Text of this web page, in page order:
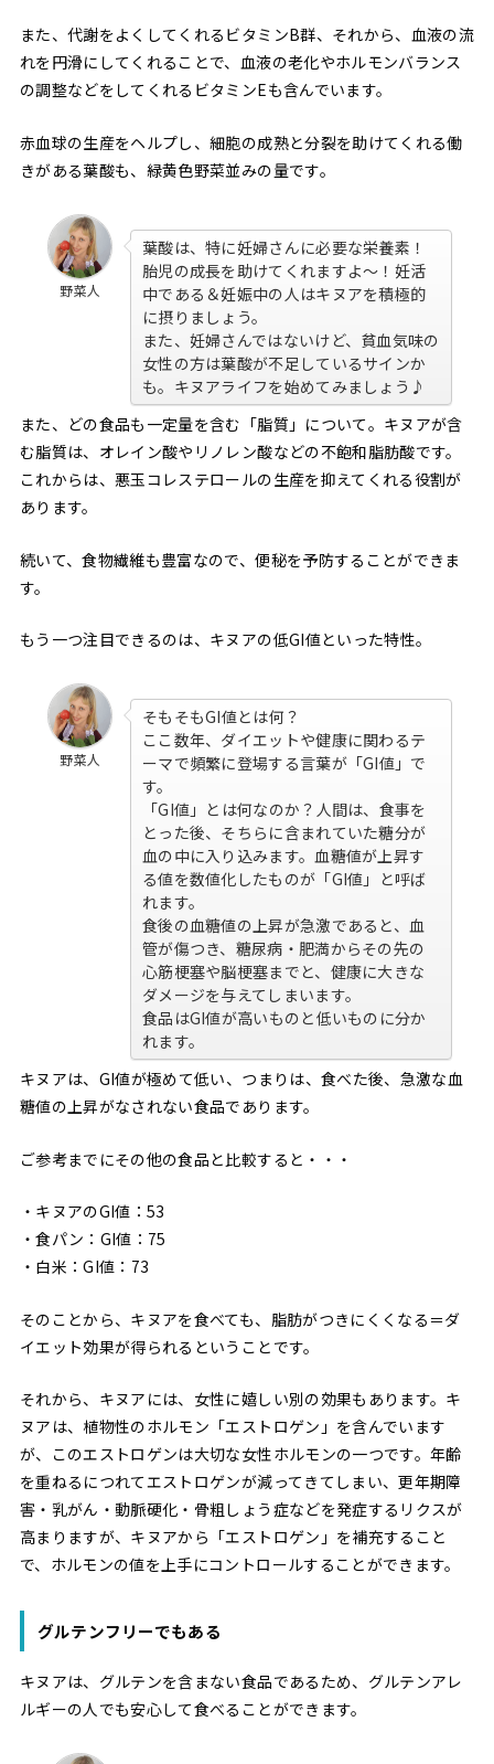
また、代謝をよくしてくれるビタミンB群、それから、血液の流
れを円滑にしてくれることで、血液の老化やホルモンバランス
の調整などをしてくれるビタミンEも含んでいます。
赤血球の生産をヘルプし、細胞の成熟と分裂を助けてくれる働
きがある葉酸も、緑黄色野菜並みの量です。
野菜人
葉酸は、特に妊婦さんに必要な栄養素！
胎児の成長を助けてくれますよ〜！妊活
中である＆妊娠中の人はキヌアを積極的
に摂りましょう。
また、妊婦さんではないけど、貧血気味の
女性の方は葉酸が不足しているサインか
も。キヌアライフを始めてみましょう♪
また、どの食品も一定量を含む「脂質」について。キヌアが含
む脂質は、オレイン酸やリノレン酸などの不飽和脂肪酸です。
これからは、悪玉コレステロールの生産を抑えてくれる役割が
あります。
続いて、食物繊維も豊富なので、便秘を予防することができま
す。
もう一つ注目できるのは、キヌアの低GI値といった特性。
野菜人
そもそもGI値とは何？
ここ数年、ダイエットや健康に関わるテ
ーマで頻繁に登場する言葉が「GI値」で
す。
「GI値」とは何なのか？人間は、食事を
とった後、そちらに含まれていた糖分が
血の中に入り込みます。血糖値が上昇す
る値を数値化したものが「GI値」と呼ば
れます。
食後の血糖値の上昇が急激であると、血
管が傷つき、糖尿病・肥満からその先の
心筋梗塞や脳梗塞までと、健康に大きな
ダメージを与えてしまいます。
食品はGI値が高いものと低いものに分か
れます。
キヌアは、GI値が極めて低い、つまりは、食べた後、急激な血
糖値の上昇がなされない食品であります。
ご参考までにその他の食品と比較すると・・・
・キヌアのGI値：53
・食パン：GI値：75
・白米：GI値：73
そのことから、キヌアを食べても、脂肪がつきにくくなる＝ダ
イエット効果が得られるということです。
それから、キヌアには、女性に嬉しい別の効果もあります。キ
ヌアは、植物性のホルモン「エストロゲン」を含んでいます
が、このエストロゲンは大切な女性ホルモンの一つです。年齢
を重ねるにつれてエストロゲンが減ってきてしまい、更年期障
害・乳がん・動脈硬化・骨粗しょう症などを発症するリクスが
高まりますが、キヌアから「エストロゲン」を補充すること
で、ホルモンの値を上手にコントロールすることができます。
グルテンフリーでもある
キヌアは、グルテンを含まない食品であるため、グルテンアレ
ルギーの人でも安心して食べることができます。